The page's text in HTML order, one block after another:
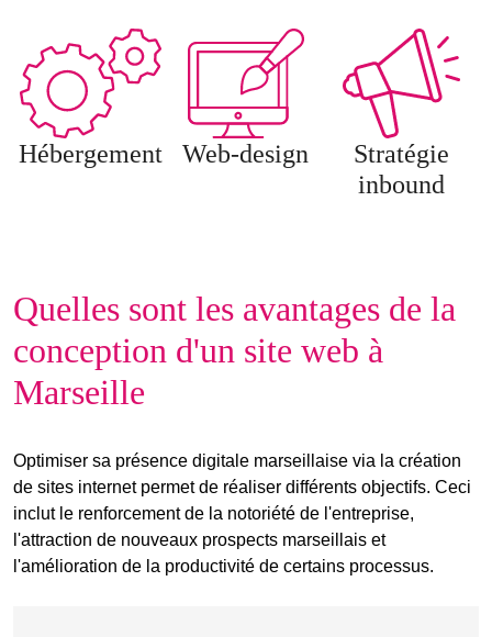
Hébergement Web-design
Stratégie
inbound
Quelles sont les avantages de la
conception d'un site web à
Marseille
Optimiser sa présence digitale marseillaise via la création
de sites internet permet de réaliser différents objectifs. Ceci
inclut le renforcement de la notoriété de l'entreprise,
l'attraction de nouveaux prospects marseillais et
l'amélioration de la productivité de certains processus.